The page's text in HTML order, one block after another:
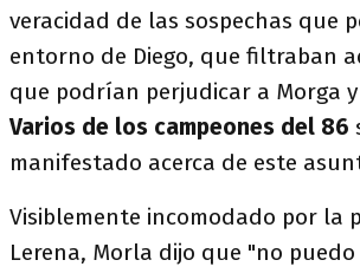
veracidad de las sospechas que
entorno de Diego, que filtraban
que podrían perjudicar a Morga
Varios de los campeones del 86
manifestado acerca de este
Visiblemente incomodado por la
Lerena, Morla dijo que "no